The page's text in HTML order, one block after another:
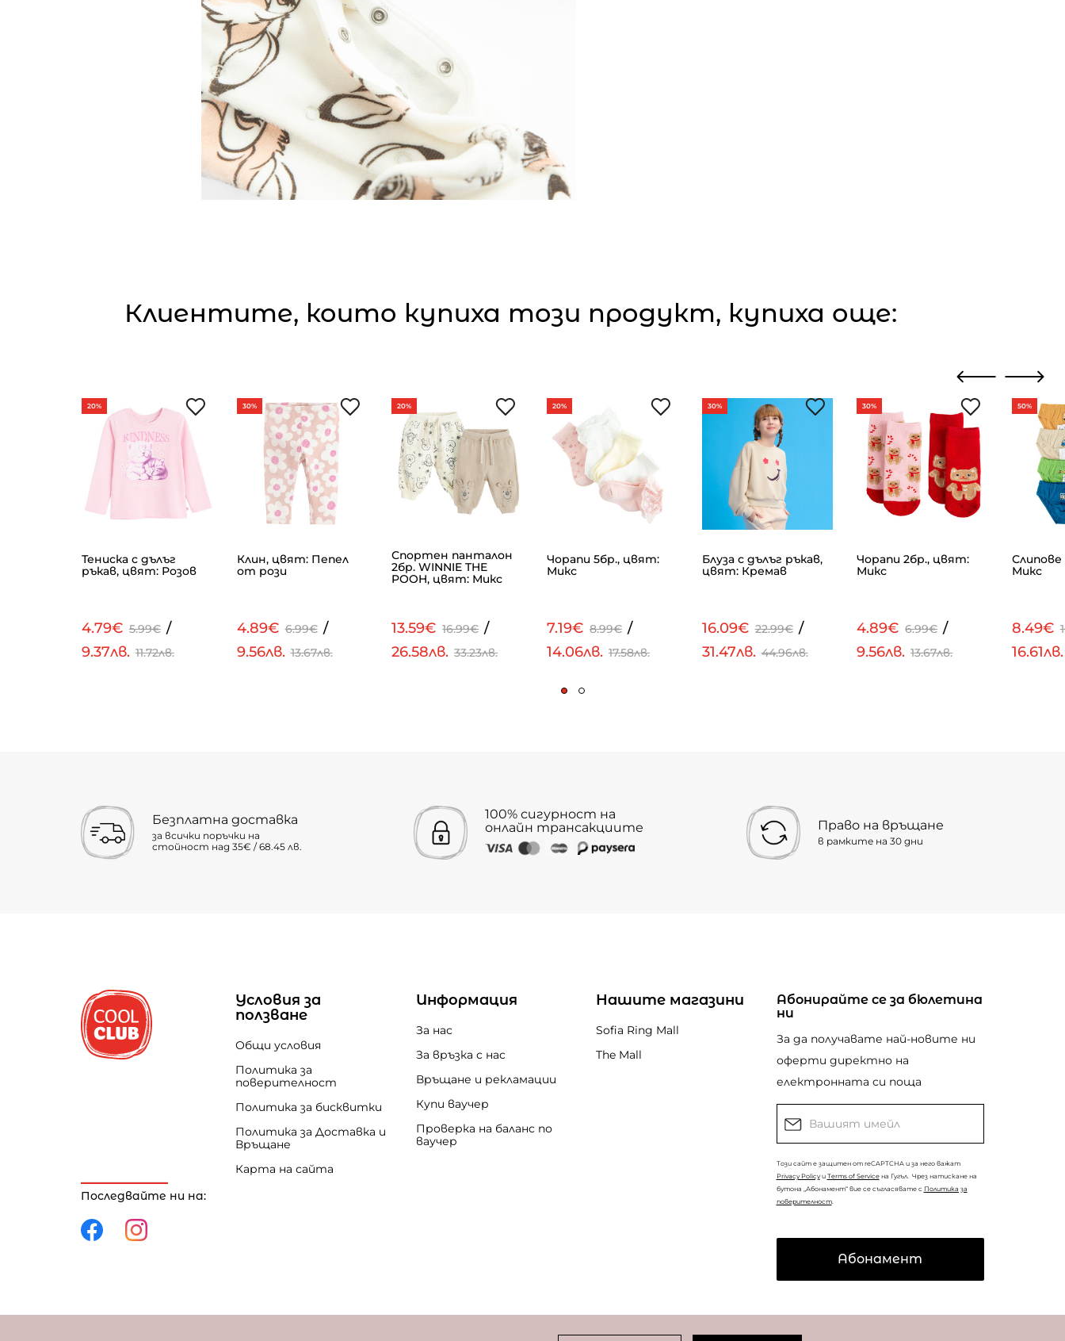
Клиентите, които купиха този продукт, купиха още:
20%
Тениска с дълъг
ръкав, цвят: Розов
4.79€ 5.99€ /
9.37лв. 11.72лв.
30%
Клин, цвят: Пепел
от рози
4.89€ 6.99€ /
9.56лв. 13.67лв.
20%
Спортен панталон
2бр. WINNIE THE
POOH, цвят: Микс
13.59€ 16.99€ /
26.58лв. 33.23лв.
20%
Чорапи 5бр., цвят:
Микс
7.19€ 8.99€ /
14.06лв. 17.58лв.
30%
Блуза с дълъг ръкав,
цвят: Кремав
16.09€ 22.99€ /
31.47лв. 44.96лв.
30%
Чорапи 2бр., цвят:
Микс
4.89€ 6.99€ /
9.56лв. 13.67лв.
50%
Микс
8.49€
Безплатна доставка
за всички поръчки на
стойност над 35€ / 68.45 лв.
100% сигурност на
онлайн трансакциите
Право на връщане
в рамките на 30 дни
Последвайте ни на:
Условия за
ползване
Общи условия
Политика за
поверителност
Политика за бисквитки
Политика за Доставка и
Връщане
Карта на сайта
Информация
За нас
За връзка с нас
Връщане и рекламации
Купи ваучер
Проверка на баланс по
ваучер
Нашите магазини
Sofia Ring Mall
The Mall
Абонирайте се за бюлетина
ни
За да получавате най-новите ни
оферти директно на
електронната си поща
Този сайт е защитен от reCAPTCHA и за него важат
Privacy Policyи Terms of Serviceна Гугъл. Чрез натискане на
бутона „Абонамент“ вие се съгласявате с Политика за
поверителност.
Абонамент
© CopyrightCoolclub